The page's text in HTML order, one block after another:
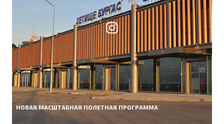
НОВАЯ МАСШТАБНАЯ ПОЛЕТНАЯ ПРОГРАММА